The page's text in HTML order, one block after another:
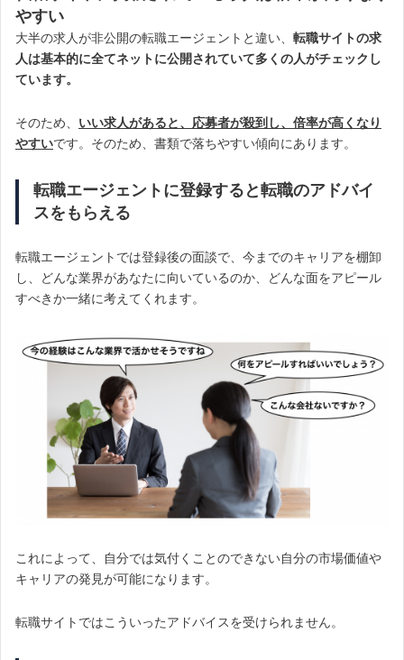
やすい
大半の求人が非公開の転職エージェントと違い、 転職サイトの求
人は基本的に全てネットに公開されていて多くの人がチェックし
ています。
そのため、 いい求人があると、応募者が殺到し、倍率が高くなり
やすいです。そのため、書類で落ちやすい傾向にあります。
転職エージェントに登録すると転職のアドバイ
スをもらえる
転職エージェントでは登録後の面談で、今までのキャリアを棚卸
し、どんな業界があなたに向いているのか、どんな面をアピール
すべきか一緒に考えてくれます。
これによって、自分では気付くことのできない自分の市場価値や
キャリアの発見が可能になります。
転職サイトではこういったアドバイスを受けられません。